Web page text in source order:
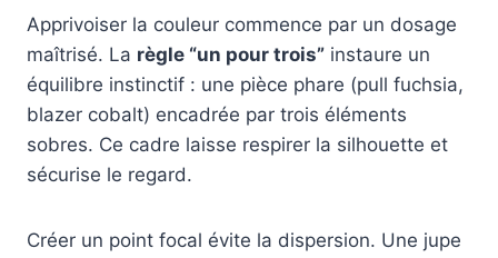
Apprivoiser la couleur commence par un dosage
maîtrisé. La règle “un pour trois” instaure un
équilibre instinctif : une pièce phare (pull fuchsia,
blazer cobalt) encadrée par trois éléments
sobres. Ce cadre laisse respirer la silhouette et
sécurise le regard.
Créer un point focal évite la dispersion. Une jupe